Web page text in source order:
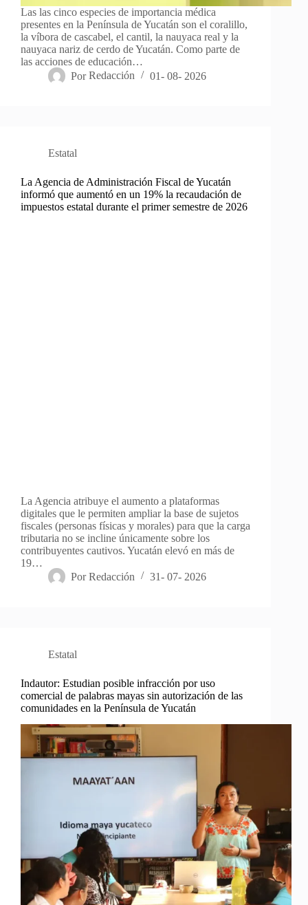
Las las cinco especies de importancia médica
presentes en la Península de Yucatán son el coralillo,
la víbora de cascabel, el cantil, la nauyaca real y la
nauyaca nariz de cerdo de Yucatán. Como parte de
las acciones de educación…
Por Redacción 01- 08- 2026
Estatal
La Agencia de Administración Fiscal de Yucatán
informó que aumentó en un 19% la recaudación de
impuestos estatal durante el primer semestre de 2026
La Agencia atribuye el aumento a plataformas
digitales que le permiten ampliar la base de sujetos
fiscales (personas físicas y morales) para que la carga
tributaria no se incline únicamente sobre los
contribuyentes cautivos. Yucatán elevó en más de
19…
Por Redacción 31- 07- 2026
Estatal
Indautor: Estudian posible infracción por uso
comercial de palabras mayas sin autorización de las
comunidades en la Península de Yucatán